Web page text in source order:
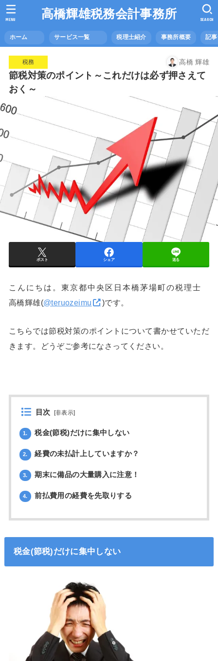
高橋輝雄税務会計事務所
ホーム サービス一覧 税理士紹介 事務所概要 記
SEARCH
MENU
税務 高橋 輝雄
節税対策のポイント～これだけは必ず押さえて
おく～
ポスト シェア 送る
こんにちは。東京都中央区日本橋茅場町の税理士
高橋輝雄(@teruozeimu )です。
こちらでは節税対策のポイントについて書かせていただ
きます。どうぞご参考になさってください。
目次 [非表示]
1. 税金(節税)だけに集中しない
2. 経費の未払計上していますか？
3. 期末に備品の大量購入に注意！
4. 前払費用の経費を先取りする
税金(節税)だけに集中しない